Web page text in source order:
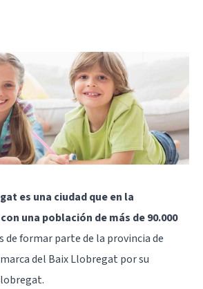
es una ciudad que en la
una población de más de 90.000
de formar parte de la provincia de
del Baix Llobregat por su